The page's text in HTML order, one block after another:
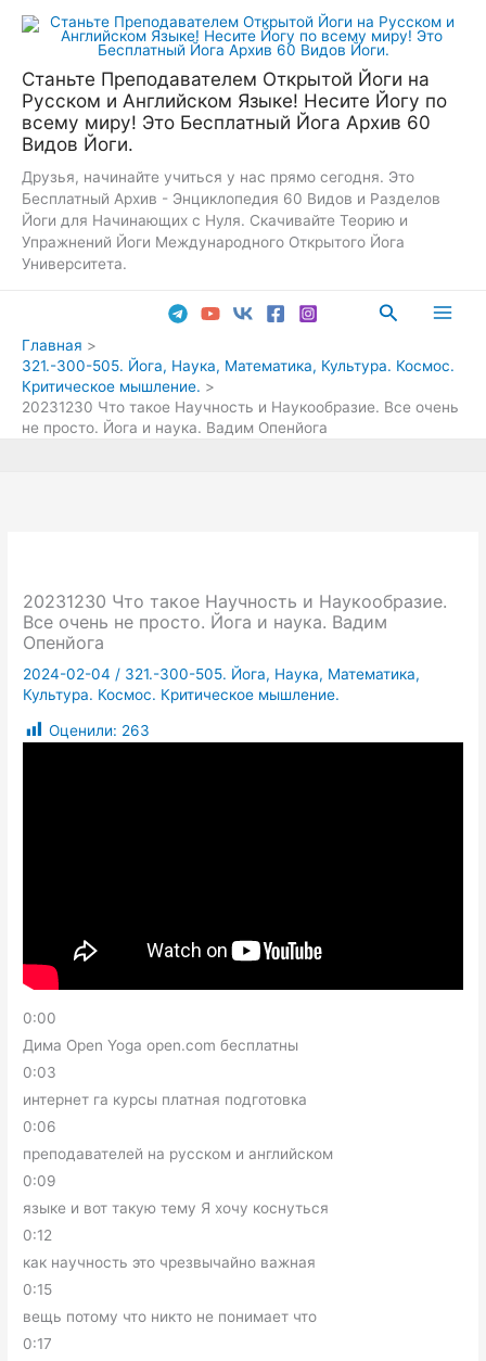
Перейти
Станьте Преподавателем Открытой Йоги на
Русском и Английском Языке! Несите Йогу по
всему миру! Это Бесплатный Йога Архив 60
Видов Йоги.
Друзья, начинайте учиться у нас прямо сегодня. Это
Бесплатный Архив - Энциклопедия 60 Видов и Разделов
Йоги для Начинающих с Нуля. Скачивайте Теорию и
Упражнений Йоги Международного Открытого Йога
Университета.
Поиск
Главная
321.-300-505. Йога, Наука, Математика, Культура. Космос.
Критическое мышление.
20231230 Что такое Научность и Наукообразие. Все очень
не просто. Йога и наука. Вадим Опенйога
20231230 Что такое Научность и Наукообразие.
Все очень не просто. Йога и наука. Вадим
Опенйога
2024-02-04 / 321.-300-505. Йога, Наука, Математика,
Культура. Космос. Критическое мышление.
Оценили: 263
0:00
Дима Open Yoga open.com бесплатны
0:03
интернет га курсы платная подготовка
0:06
преподавателей на русском и английском
0:09
языке и вот такую тему Я хочу коснуться
0:12
как научность это чрезвычайно важная
0:15
вещь потому что никто не понимает что
0:17